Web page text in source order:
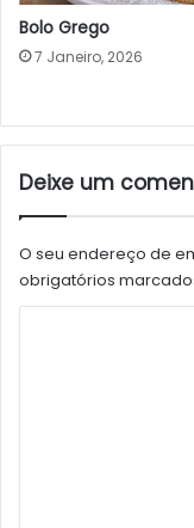
Bolo Grego
7 Janeiro, 2026
Deixe um
O seu endereço de
obrigatórios